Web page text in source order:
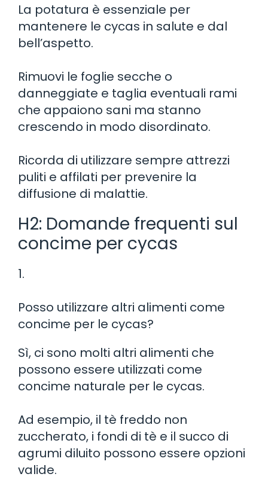
La potatura è essenziale per
mantenere le cycas in salute e dal
bell’aspetto.
Rimuovi le foglie secche o
danneggiate e taglia eventuali rami
che appaiono sani ma stanno
crescendo in modo disordinato.
Ricorda di utilizzare sempre attrezzi
puliti e affilati per prevenire la
diffusione di malattie.
H2: Domande frequenti sul
concime per cycas
1.
Posso utilizzare altri alimenti come
concime per le cycas?
Sì, ci sono molti altri alimenti che
possono essere utilizzati come
concime naturale per le cycas.
Ad esempio, il tè freddo non
zuccherato, i fondi di tè e il succo di
agrumi diluito possono essere opzioni
valide.